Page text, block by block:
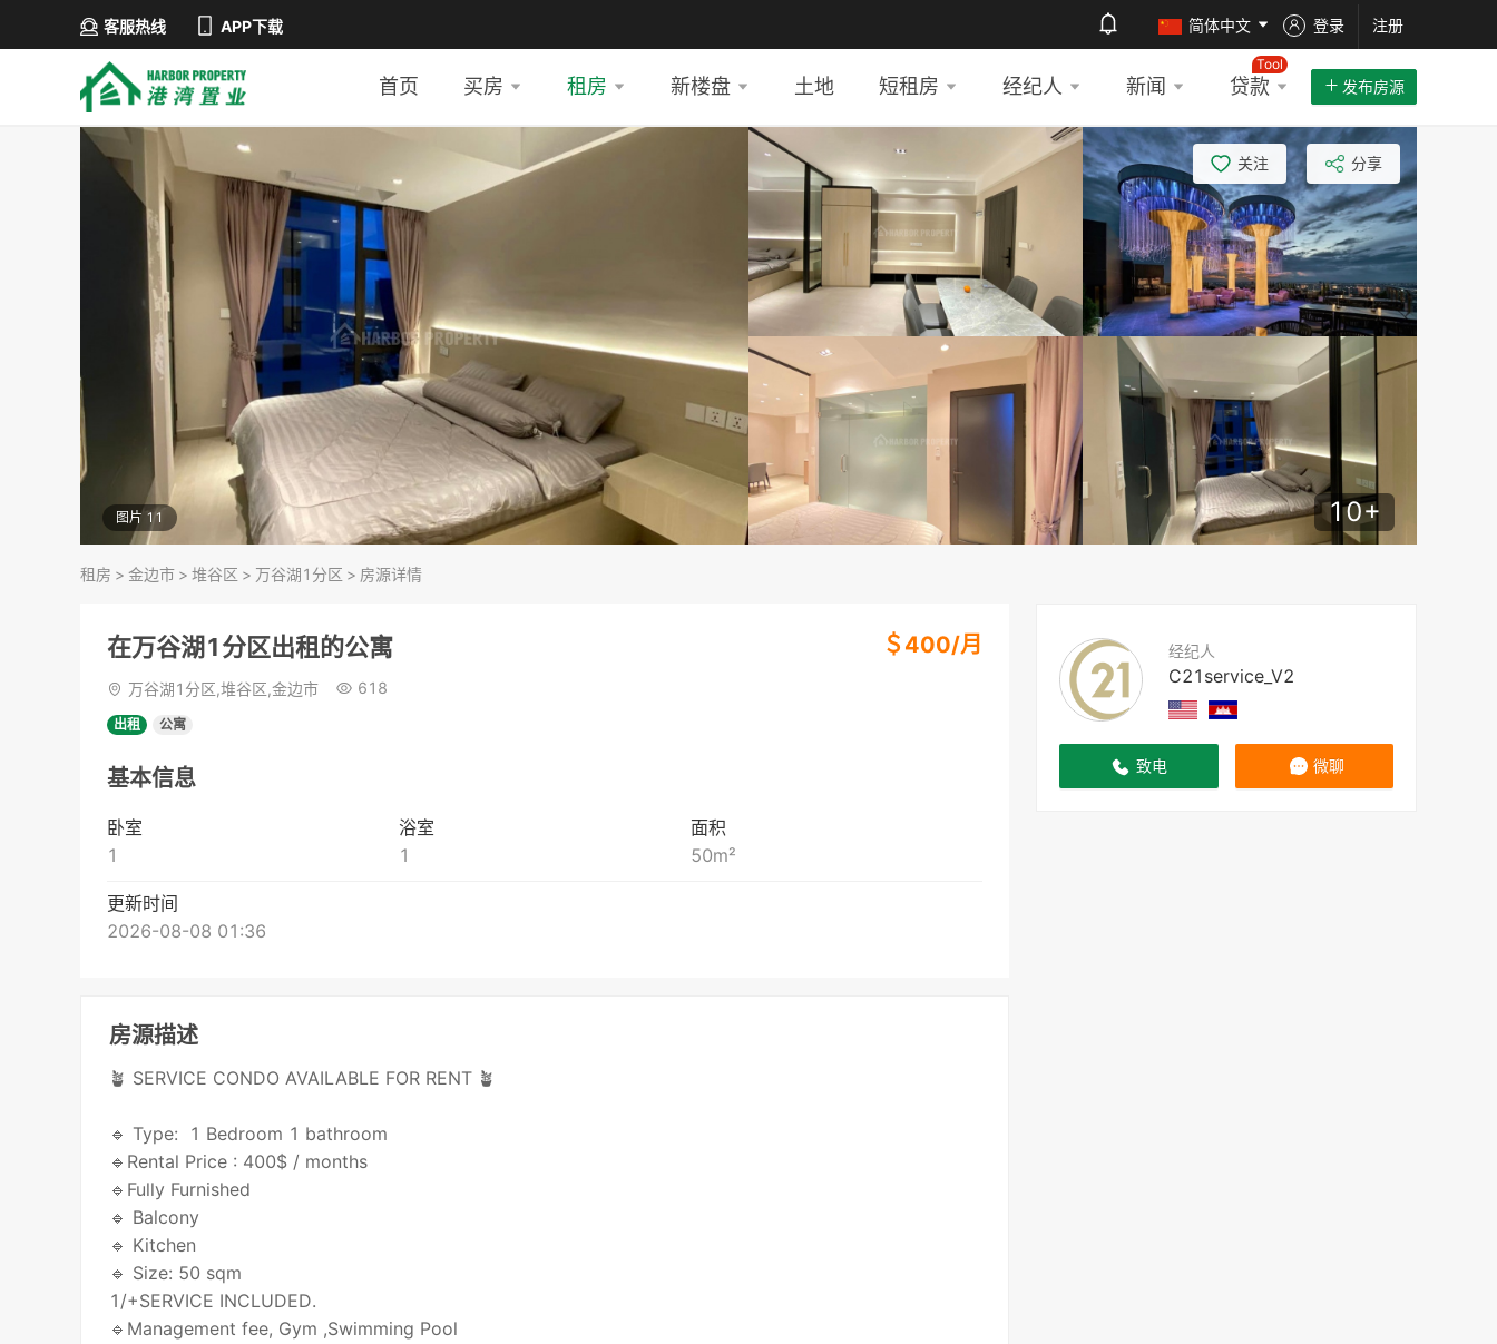
客服热线 APP下载 简体中文 登录 注册
首页 买房 租房 新楼盘 土地 短租房 经纪人 新闻 贷款
Tool
发布房源
图片 11 10+
关注 分享
租房 > 金边市 > 堆谷区 > 万谷湖1分区 > 房源详情
经纪人
C21service_V2
致电 微聊
在万谷湖1分区出租的公寓 ＄ 400/月
万谷湖1分区,堆谷区,金边市 618
出租 公寓
基本信息
卧室
1
浴室
1
面积
50m²
更新时间
2026-08-08 01:36
房源描述
🪴 SERVICE CONDO AVAILABLE FOR RENT 🪴
🔹 Type: 1 Bedroom 1 bathroom
🔹Rental Price : 400$ / months
🔹Fully Furnished
🔹 Balcony
🔹 Kitchen
🔹 Size: 50 sqm
1/+SERVICE INCLUDED.
🔹Management fee, Gym ,Swimming Pool